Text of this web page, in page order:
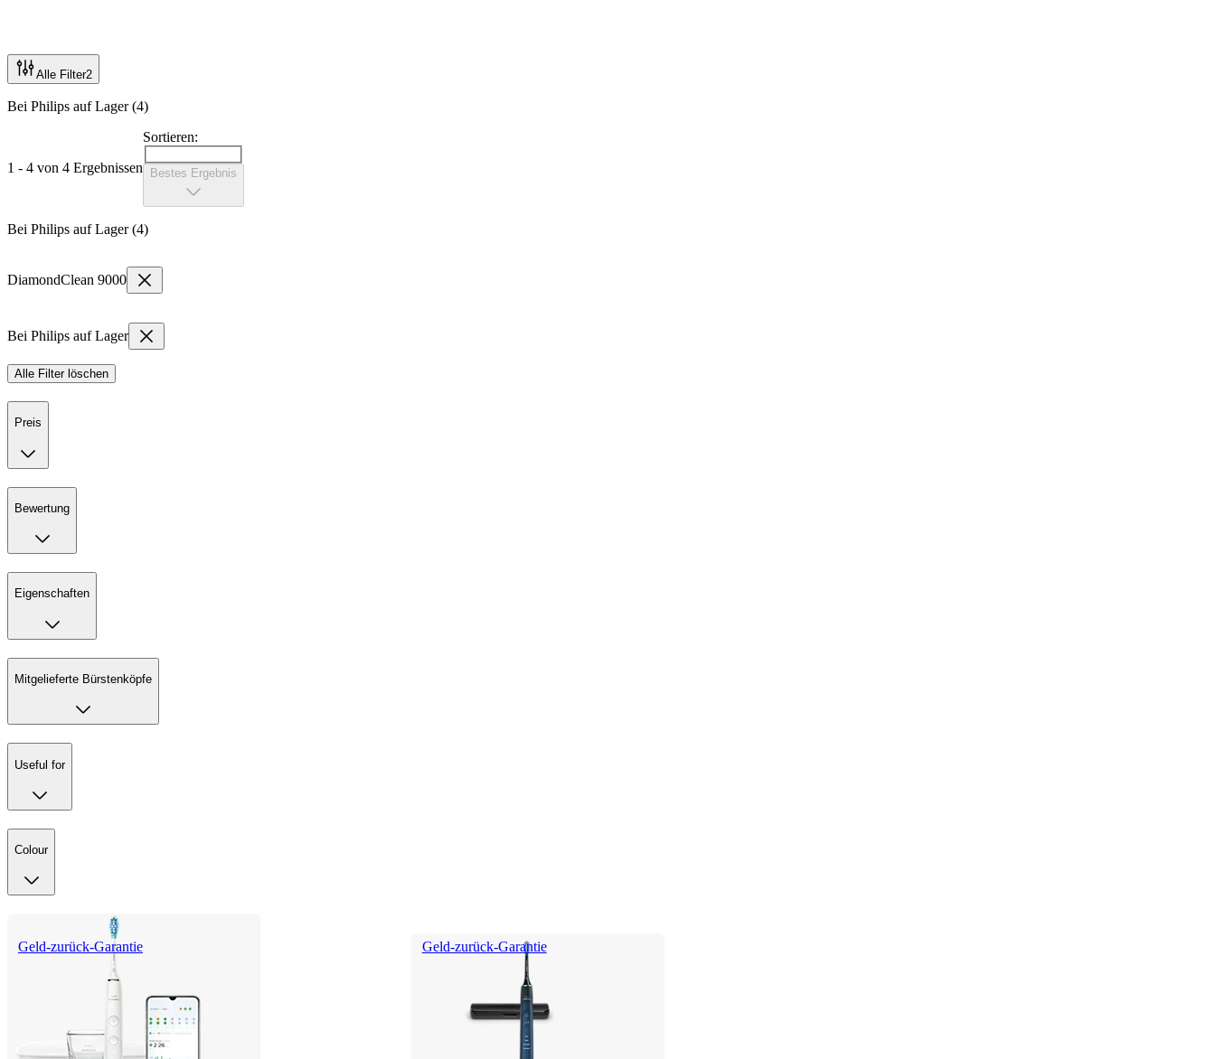
Alle Filter2
Bei Philips auf Lager (4)
1 - 4 von 4 Ergebnissen
Sortieren:
Bestes Ergebnis
Bei Philips auf Lager (4)
DiamondClean 9000
Bei Philips auf Lager
Alle Filter löschen
Preis
Bewertung
Eigenschaften
Mitgelieferte Bürstenköpfe
Useful for
Colour
Geld-zurück-Garantie Geld-zurück-Garantie